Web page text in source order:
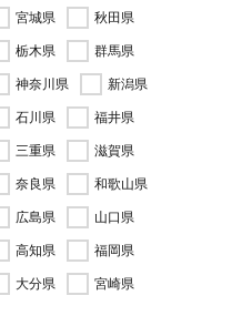
宮城県
秋田県
栃木県
群馬県
神奈川県
新潟県
石川県
福井県
三重県
滋賀県
奈良県
和歌山県
広島県
山口県
高知県
福岡県
大分県
宮崎県